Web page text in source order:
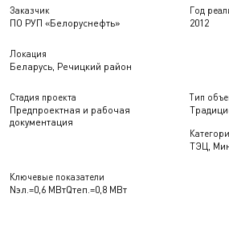
Заказчик
ПО РУП «Белоруснефть»
Год
2012
Локация
Беларусь, Речицкий район
Стадия проекта
Предпроектная и рабочая
документация
Тип
ТЭЦ,
Ключевые показатели
Nэл.=0,6 МВтQтеп.=0,8 МВт